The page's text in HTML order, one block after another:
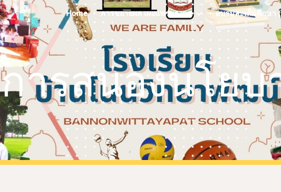
Skip to main content Skip to navigation
Home การขยายผล เผยแพร่ผลงาน
การสนองนโยบ